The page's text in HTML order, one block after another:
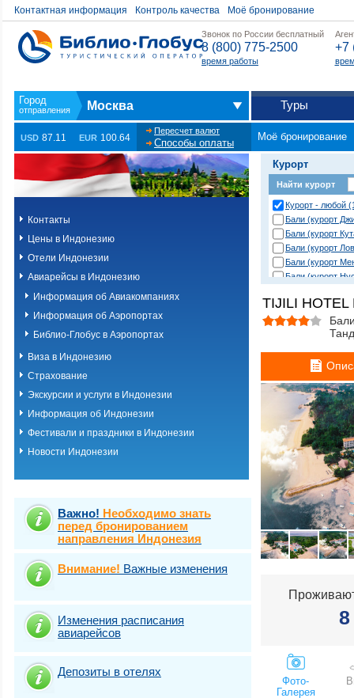
Контактная информация Контроль качества Моё бронирование
Звонок по России бесплатный
8 (800) 775-2500
время работы
+7
Москва Туры
USD 87.11 EUR 100.64
Пересчет валют
Способы оплаты
Моё бронирование
Контакты
Цены в Индонезию
Отели Индонезии
Авиарейсы в Индонезию
Информация об Авиакомпаниях
Информация об Аэропортах
Библио-Глобус в Аэропортах
Виза в Индонезию
Страхование
Экскурсии и услуги в Индонезии
Информация об Индонезии
Фестивали и праздники в Индонезии
Новости Индонезии
Важно! Необходимо знать
перед бронированием
направления Индонезия
Внимание! Важные изменения
Изменения расписания
авиарейсов
Депозиты в отелях
Курорт
Найти курорт
Курорт - любой
Бали (курорт
Бали (курорт
Бали (курорт
Бали (курорт
Бали (курорт
Бали (курорт
Бали (курорт
Бали (курорт
Бали (курорт
Бали (курорт
Бали (курорт
Бали (курорт
Бали (о. Гили)
Бали (о. Ломбок)
Экскурсионные
Экскурсионные
TIJILI HOTEL
8
Фото-
Галерея